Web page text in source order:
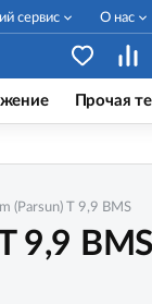
сервис О нас
Прочая
(Parsun) T 9,9 ВМS
9,9 ВМS